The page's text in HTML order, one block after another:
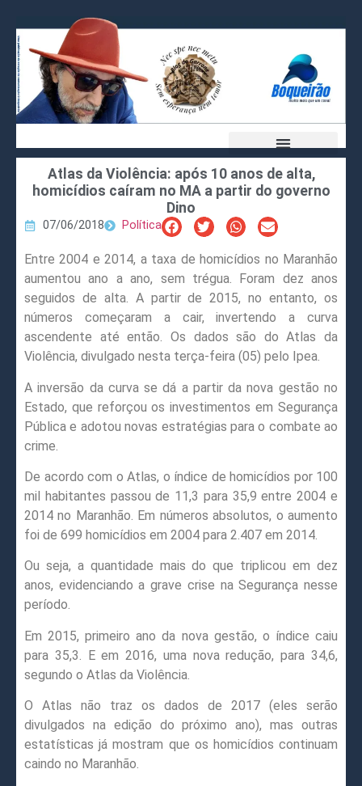
Atlas da Violência: após 10 anos de alta,
homicídios caíram no MA a partir do governo
Dino
07/06/2018 Política
Entre 2004 e 2014, a taxa de homicídios no Maranhão
aumentou ano a ano, sem trégua. Foram dez anos
seguidos de alta. A partir de 2015, no entanto, os
números começaram a cair, invertendo a curva
ascendente até então. Os dados são do Atlas da
Violência, divulgado nesta terça-feira (05) pelo Ipea.
A inversão da curva se dá a partir da nova gestão no
Estado, que reforçou os investimentos em Segurança
Pública e adotou novas estratégias para o combate ao
crime.
De acordo com o Atlas, o índice de homicídios por 100
mil habitantes passou de 11,3 para 35,9 entre 2004 e
2014 no Maranhão. Em números absolutos, o aumento
foi de 699 homicídios em 2004 para 2.407 em 2014.
Ou seja, a quantidade mais do que triplicou em dez
anos, evidenciando a grave crise na Segurança nesse
período.
Em 2015, primeiro ano da nova gestão, o índice caiu
para 35,3. E em 2016, uma nova redução, para 34,6,
segundo o Atlas da Violência.
O Atlas não traz os dados de 2017 (eles serão
divulgados na edição do próximo ano), mas outras
estatísticas já mostram que os homicídios continuam
caindo no Maranhão.